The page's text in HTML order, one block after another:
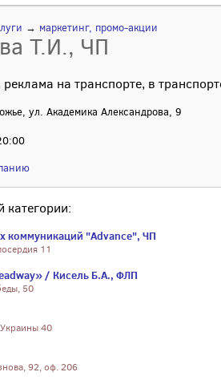
→ маркетинг, промо-акции
Т.И., ЧП
на транспорте, в
ул. Академика Александрова, 9
категории:
коммуникаций "Advance", ЧП
11
/ Кисель Б.А., ФЛП
50
40
92, оф. 206